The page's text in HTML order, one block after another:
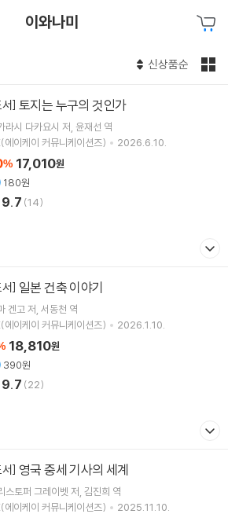
이와나미
신상품순
] 토지는 누구의 것인가
라시 다카요시 저 윤재선 역
에이케이 커뮤니케이션즈)
2026.6.10.
% 17,010원
180원
9.7 (14)
] 일본 건축 이야기
겐고 저 서동천 역
에이케이 커뮤니케이션즈)
2026.1.10.
18,810원
390원
9.7 (22)
] 영국 중세 기사의 세계
스토퍼 그레이벳 저 김진희 역
에이케이 커뮤니케이션즈)
2025.11.10.